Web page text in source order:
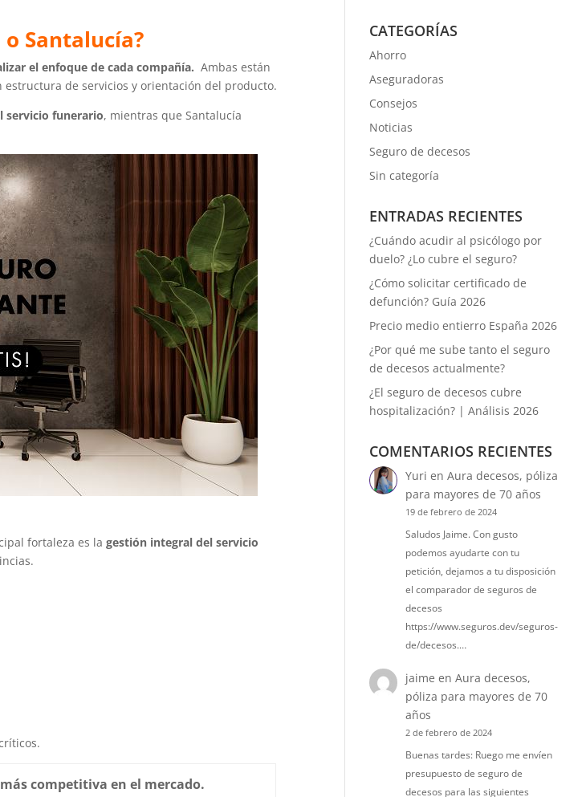
Santalucía?
el enfoque de cada compañía. Ambas están
de servicios y orientación del producto.
servicio funerario, mientras que Santalucía
fortaleza es la gestión integral del servicio
competitiva en el mercado.
CATEGORÍAS
Ahorro
Aseguradoras
Consejos
Noticias
Seguro de decesos
Sin categoría
ENTRADAS RECIENTES
¿Cuándo acudir al psicólogo por
duelo? ¿Lo cubre el seguro?
¿Cómo solicitar certificado de
defunción? Guía 2026
Precio medio entierro España 2026
¿Por qué me sube tanto el seguro
de decesos actualmente?
¿El seguro de decesos cubre
hospitalización? | Análisis 2026
COMENTARIOS RECIENTES
Yuri enAura decesos, póliza
para mayores de 70 años
19 de febrero de 2024
Saludos Jaime. Con gusto
podemos ayudarte con tu
petición, dejamos a tu disposición
el comparador de seguros de
decesos
https://www.seguros.dev/seguros-
de/decesos.…
jaime enAura decesos,
póliza para mayores de 70
años
2 de febrero de 2024
Buenas tardes: Ruego me envíen
presupuesto de seguro de
decesos para las siguientes